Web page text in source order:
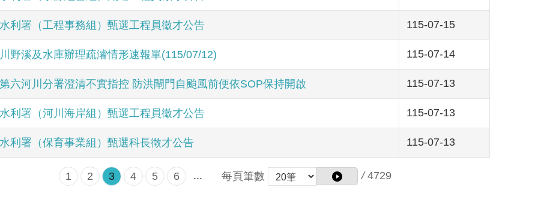
利署（工程事務組）甄選工程員徵才公告 115-07-15
野溪及水庫辦理疏濬情形速報單(115/07/12) 115-07-14
六河川分署澄清不實指控 防洪閘門自颱風前便依SOP保持開啟 115-07-13
利署（河川海岸組）甄選工程員徵才公告 115-07-13
利署（保育事業組）甄選科長徵才公告 115-07-13
1 2 3 4 5 6 ... 每頁筆數 / 4729